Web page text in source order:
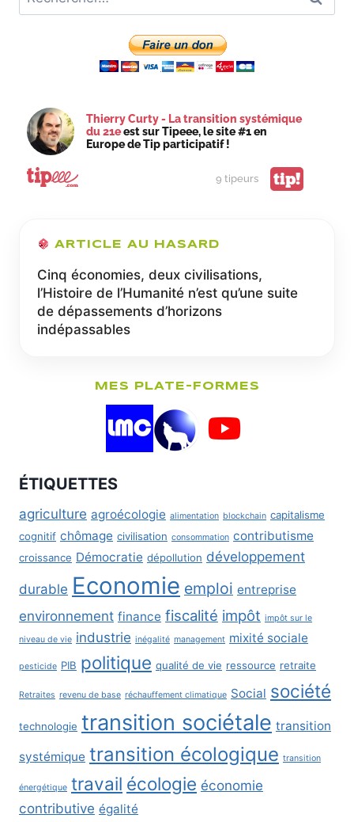
LE
TOURISME
DE
LE
MONDE
SAUVAGES
Thierry Curty - La transition systémique
du 21eest sur Tipeee, le site #1 en
Europe de Tip participatif !
9 tipeurs tip!
ARTICLE AU HASARD
Cinq économies, deux civilisations,
l’Histoire de l’Humanité n’est qu’une suite
de dépassements d’horizons
indépassables
MES PLATE-FORMES
ÉTIQUETTES
agriculture agroécologie alimentation blockchain capitalisme
cognitif chômage civilisation consommation contributisme
croissance Démocratie dépollution développement
durable Economie emploi entreprise
environnement finance fiscalité impôt impôt sur le
niveau de vie industrie inégalité management mixité sociale
pesticide PIB politique qualité de vie ressource retraite
Retraites revenu de base réchauffement climatique Social société
technologie transition sociétale transition
systémique transition écologique transition
énergétique travail écologie économie
contributive égalité